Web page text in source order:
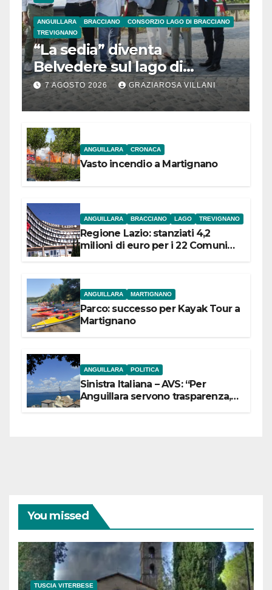
ANGUILLARA BRACCIANO
CONSORZIO LAGO DI BRACCIANO
TREVIGNANO
“La sedia” diventa
Belvedere sul lago di
Bracciano: ieri
l’inaugurazione
7 AGOSTO 2026 GRAZIAROSA VILLANI
ANGUILLARA CRONACA
Vasto incendio a Martignano
ANGUILLARA BRACCIANO LAGO TREVIGNANO
Regione Lazio: stanziati 4,2
milioni di euro per i 22 Comuni
ANGUILLARA MARTIGNANO
Parco: successo per Kayak Tour a
Martignano
ANGUILLARA POLITICA
Sinistra Italiana – AVS: “Per
Anguillara servono trasparenza,
You missed
TUSCIA VITERBESE